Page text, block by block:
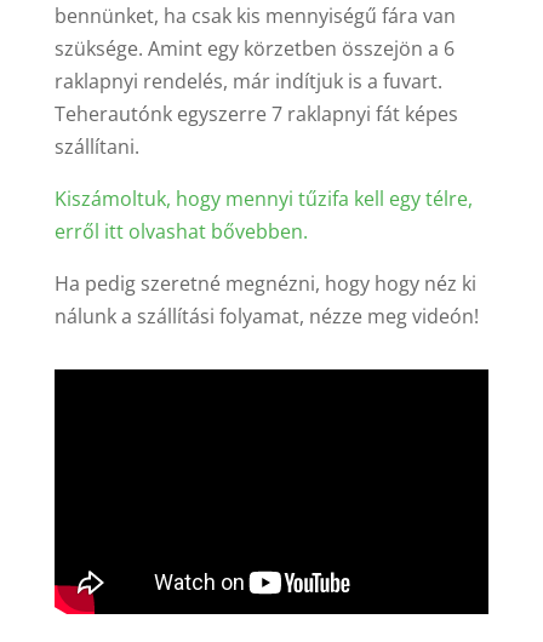
bennünket, ha csak kis mennyiségű fára van
szüksége. Amint egy körzetben összejön a 6
raklapnyi rendelés, már indítjuk is a fuvart.
Teherautónk egyszerre 7 raklapnyi fát képes
szállítani.
Kiszámoltuk, hogy mennyi tűzifa kell egy télre,
erről itt olvashat bővebben.
Ha pedig szeretné megnézni, hogy hogy néz ki
nálunk a szállítási folyamat, nézze meg videón!